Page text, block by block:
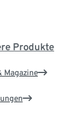
Produkte
Magazine